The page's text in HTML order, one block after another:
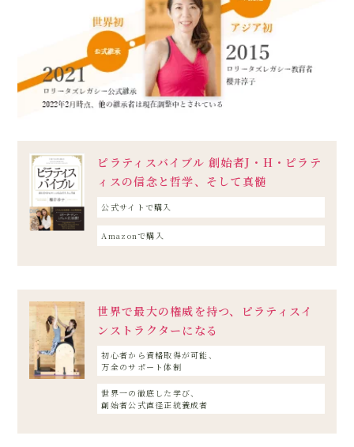
ピラティスバイブル 創始者J・H・ピラテ
ィスの信念と哲学、そして真髄
公式サイトで購入
Amazonで購入
世界で最大の権威を持つ、ピラティスイ
ンストラクターになる
初心者から資格取得が可能、
万全のサポート体制
世界一の徹底した学び、
創始者公式直径正統養成者